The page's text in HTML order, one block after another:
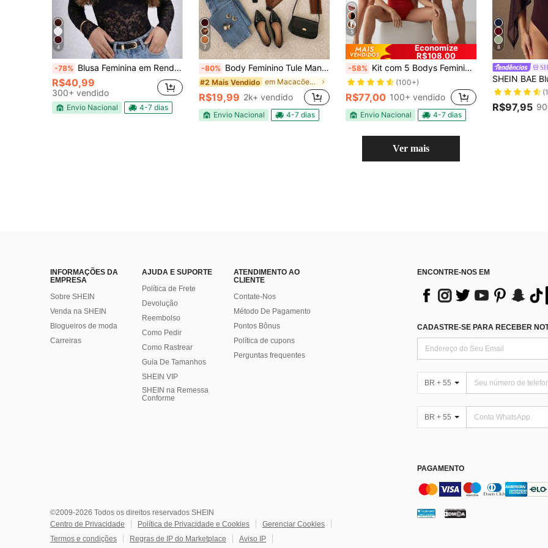
4
-78% Blusa Feminina em Renda Elegante Manga Longa
R$40,99
300+ vendido
Envio Nacional 4-7 dias
7
-80% Body Feminino Tule Manga Longa e Gola Alta Moda Transparente Justo Elegante
#2 Mais Vendido em Macacões Femininos
R$19,99 2k+ vendido
Envio Nacional 4-7 dias
5
Economize
R$108,00
-58% Kit com 5 Bodys Femininos Básicos Manga Curta – Cores Neutras Justo – Básicos Essenciais Ajustados – Conforto e Caimento Perfeito Modelagem Justa e Confortável Ideal para Looks Casuais e Modernos Casual elegante Tecido Com contas Férias Diário Festa de aniversário viagem Despedida de solteira Esportes e Fitness
(100+)
R$77,00 100+ vendido
Envio Nacional 4-7 dias
8
R$97,95
Ver mais
INFORMAÇÕES DA
EMPRESA
Sobre SHEIN
Venda na SHEIN
Blogueiros de moda
Carreiras
AJUDA E SUPORTE
Política de Frete
Devolução
Reembolso
Como Pedir
Como Rastrear
Guia De Tamanhos
SHEIN VIP
SHEIN na Remessa
Conforme
ATENDIMENTO AO
CLIENTE
Contate-Nos
Método De Pagamento
Pontos Bônus
Política de cupons
Perguntas frequentes
ENCONTRE-NOS EM
CADASTRE-SE PARA RECEBER
BR + 55
BR + 55
PAGAMENTO
©2009-2026 Todos os direitos reservados SHEIN
Centro de Privacidade
Política de Privacidade e Cookies
Gerenciar Cookies
Termos e condições
Regras de IP do Marketplace Aviso IP